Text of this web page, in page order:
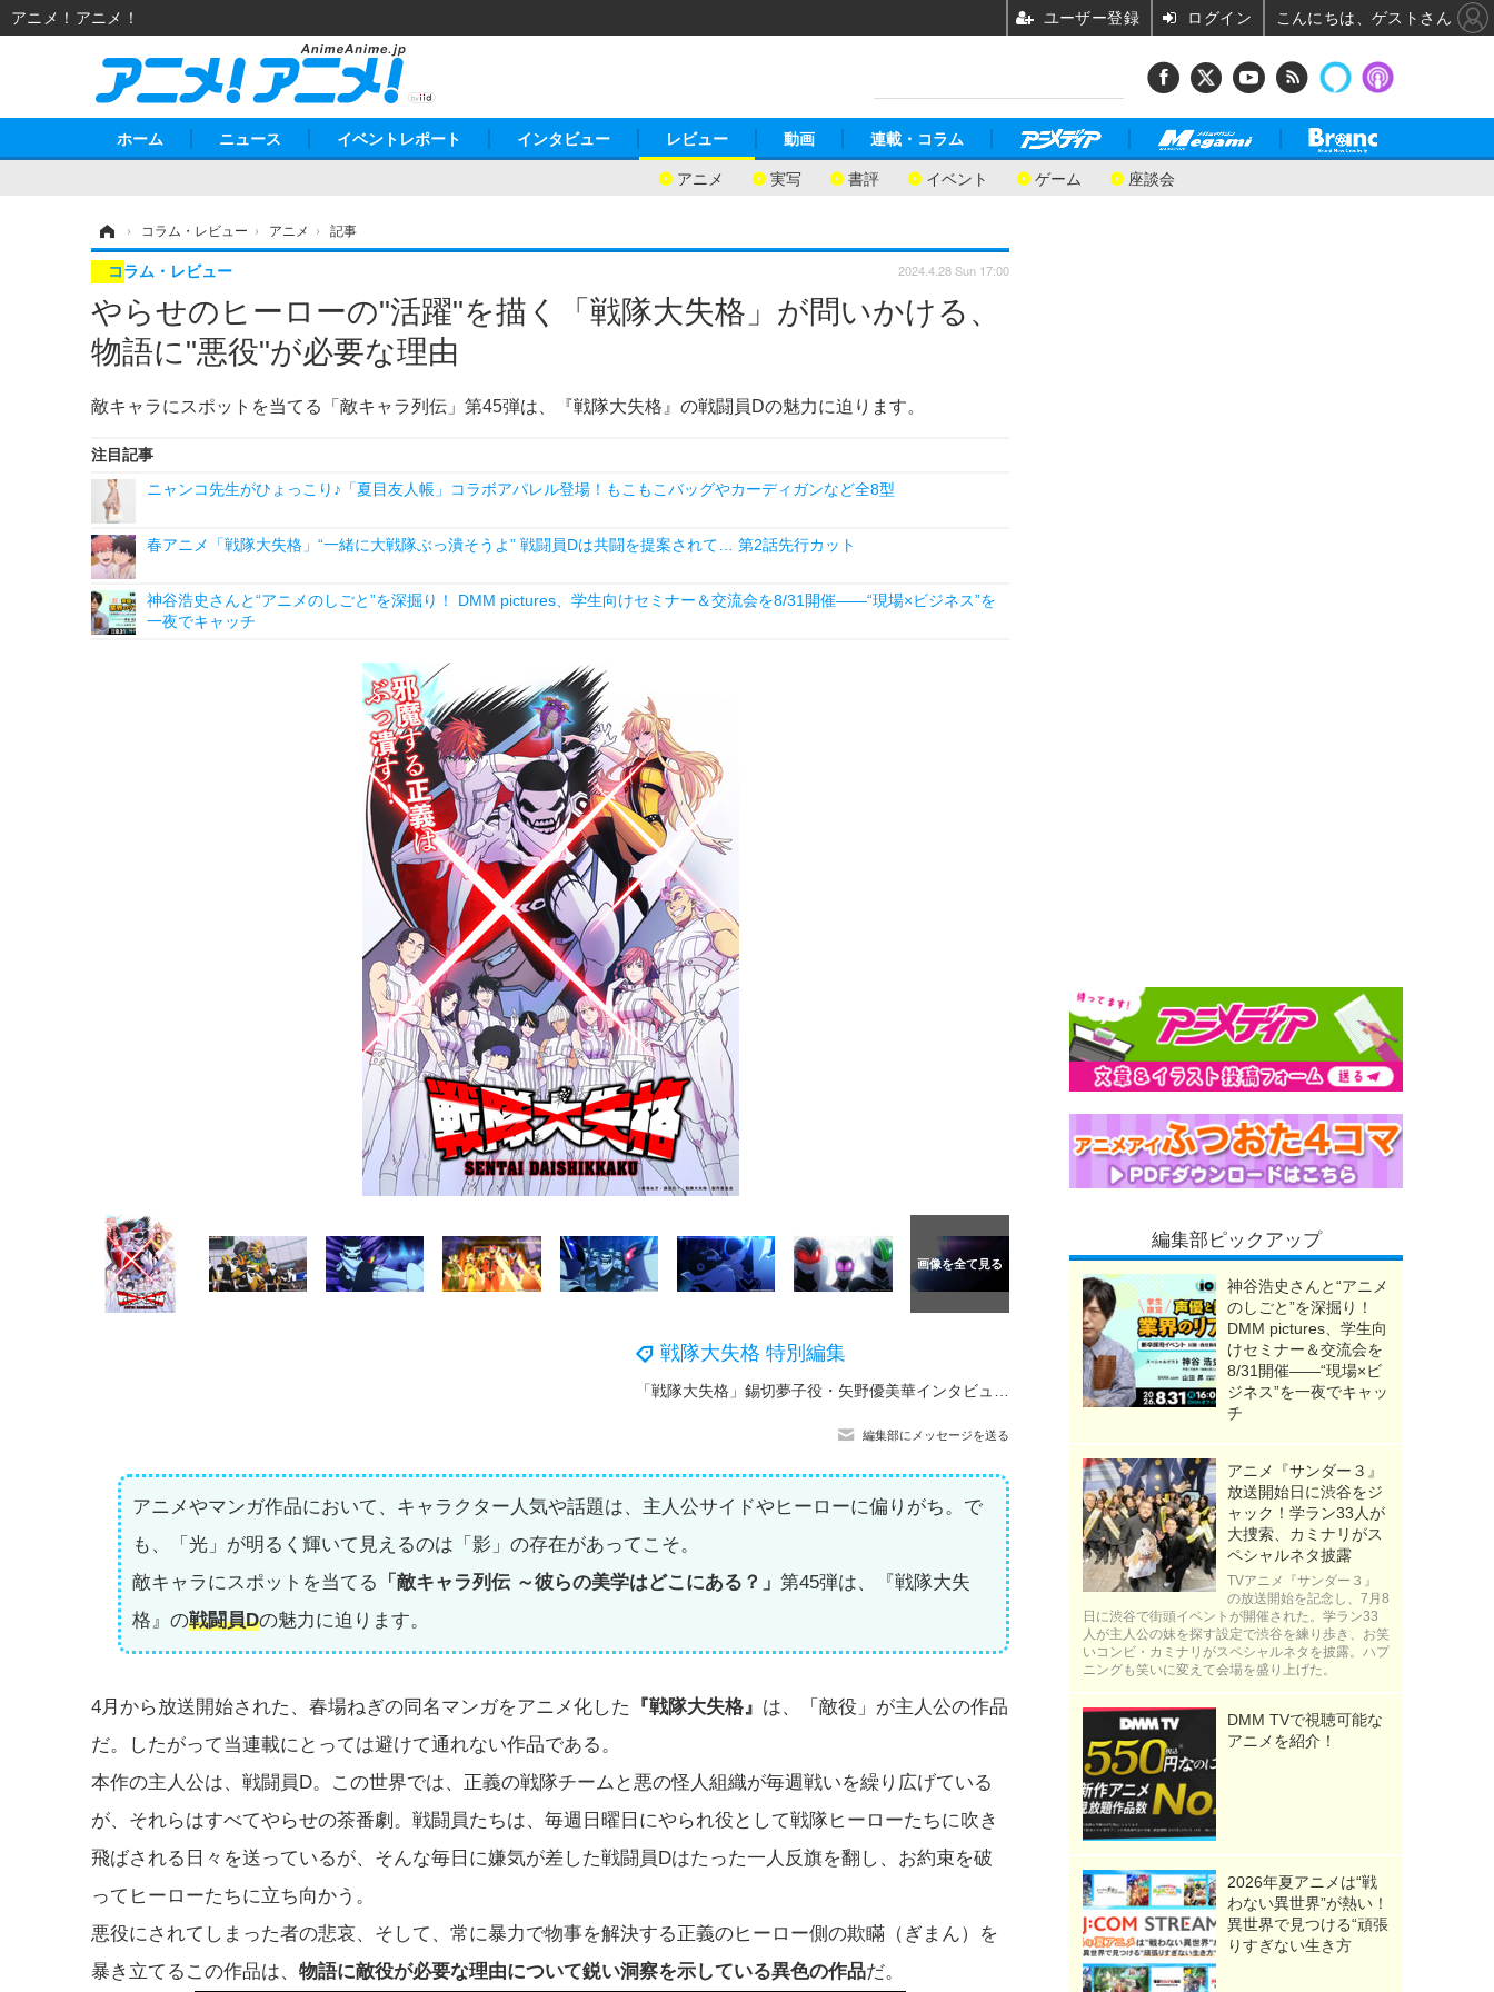
ホーム ニュース イベントレポート インタビュー レビュー
アニメ 実写 書評 イベント ゲーム 座談会
動画 連載・コラム
› コラム・レビュー › アニメ › 記事
やらせのヒーローの"活躍"を描く「戦隊大失格」が問いかける、
物語に"悪役"が必要な理由
敵キャラにスポットを当てる「敵キャラ列伝」第45弾は、『戦隊大失格』の戦闘員Dの魅力に迫ります。
コラム・レビュー 2024.4.28 Sun 17:00
注目記事
ニャンコ先生がひょっこり♪「夏目友人帳」コラボアパレル登場！もこもこバッグやカーディガンなど全8型
春アニメ「戦隊大失格」“一緒に大戦隊ぶっ潰そうよ” 戦闘員Dは共闘を提案されて… 第2話先行カット
神谷浩史さんと“アニメのしごと”を深掘り！ DMM pictures、学生向けセミナー＆交流会を8/31開催――“現場×ビジネス”を
一夜でキャッチ
戦隊大失格 特別編集
編集部にメッセージを送る
アニメやマンガ作品において、キャラクター人気や話題は、主人公サイドやヒーローに偏りがち。で
も、「光」が明るく輝いて見えるのは「影」の存在があってこそ。
敵キャラにスポットを当てる
「敵キャラ列伝 ～彼らの美学はどこにある？」 第45弾は、『戦隊大失
格』の戦闘員Dの魅力に迫ります。
4月から放送開始された、春場ねぎの同名マンガをアニメ化した 『戦隊大失格』 は、「敵役」が主人公の作品
だ。したがって当連載にとっては避けて通れない作品である。
本作の主人公は、戦闘員D。この世界では、正義の戦隊チームと悪の怪人組織が毎週戦いを繰り広げている
が、それらはすべてやらせの茶番劇。戦闘員たちは、毎週日曜日にやられ役として戦隊ヒーローたちに吹き
飛ばされる日々を送っているが、そんな毎日に嫌気が差した戦闘員Dはたった一人反旗を翻し、お約束を破
ってヒーローたちに立ち向かう。
悪役にされてしまった者の悲哀、そして、常に暴力で物事を解決する正義のヒーロー側の欺瞞（ぎまん）を
暴き立てるこの作品は、 物語に敵役が必要な理由について鋭い洞察を示している異色の作品だ。
編集部ピックアップ
神谷浩史さんと“アニメ
のしごと”を深掘り！
DMM pictures、学生向
けセミナー＆交流会を
8/31開催――“現場×ビ
ジネス”を一夜でキャッ
チ
アニメ『サンダー３』
放送開始日に渋谷をジ
ャック！学ラン33人が
大捜索、カミナリがス
ペシャルネタ披露
TVアニメ『サンダー３』
の放送開始を記念し、7月8
日に渋谷で街頭イベントが開催された。学ラン33
人が主人公の妹を探す設定で渋谷を練り歩き、お笑
いコンビ・カミナリがスペシャルネタを披露。ハプ
ニングも笑いに変えて会場を盛り上げた。
DMM TVで視聴可能な
アニメを紹介！
2026年夏アニメは“戦
わない異世界”が熱い！
異世界で見つける“頑張
りすぎない生き方
アニメ！アニメ！ ユーザー登録 ログイン こんにちは、ゲストさん